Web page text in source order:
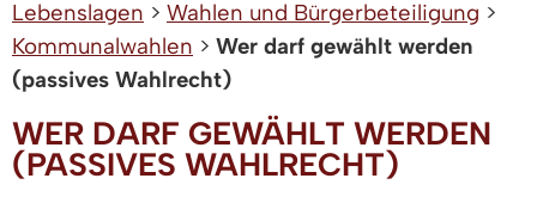
Lebenslagen > Wahlen und Bürgerbeteiligung >
Kommunalwahlen > Wer darf gewählt werden
(passives Wahlrecht)
WER DARF GEWÄHLT WERDEN
(PASSIVES WAHLRECHT)